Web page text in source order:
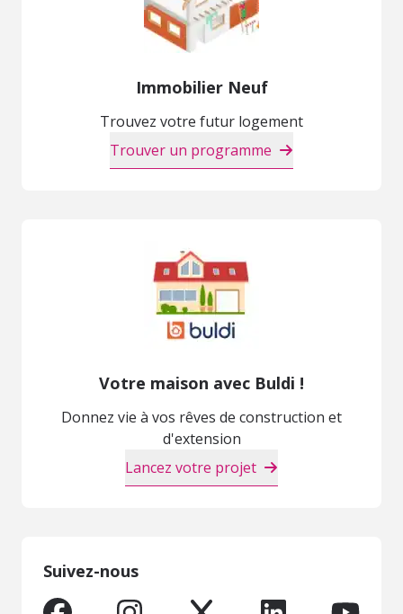
Immobilier Neuf
Trouvez votre futur logement
Trouver un programme
Votre maison avec Buldi !
Donnez vie à vos rêves de construction et
d'extension
Lancez votre projet
Suivez-nous